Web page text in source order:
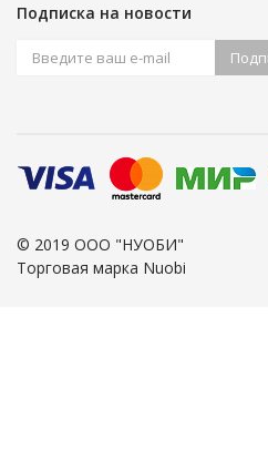
Подписка на новости
© 2019 ООО "НУОБИ"
Торговая марка Nuobi